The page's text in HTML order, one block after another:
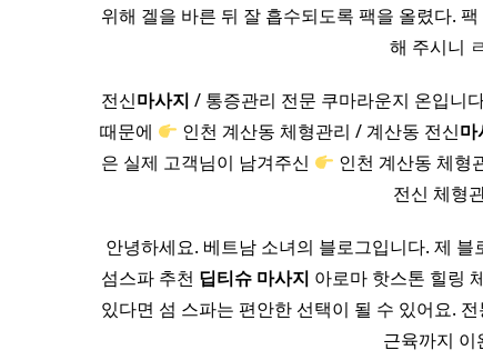
위해 겔을 바른 뒤 잘 흡수되도록 팩을 올렸다.
해 주시니
전신마사지 / 통증관리 전문 쿠마라운지 온입니
때문에
인천 계산동 체형관리 / 계산동 전신마
은 실제 고객님이 남겨주신
인천 계산동 체형
전신 체형
안녕하세요. 베트남 소녀의 블로그입니다. 제
섬스파 추천 딥티슈 마사지 아로마 핫스톤 힐링
있다면 섬 스파는 편안한 선택이 될 수 있어요.
근육까지